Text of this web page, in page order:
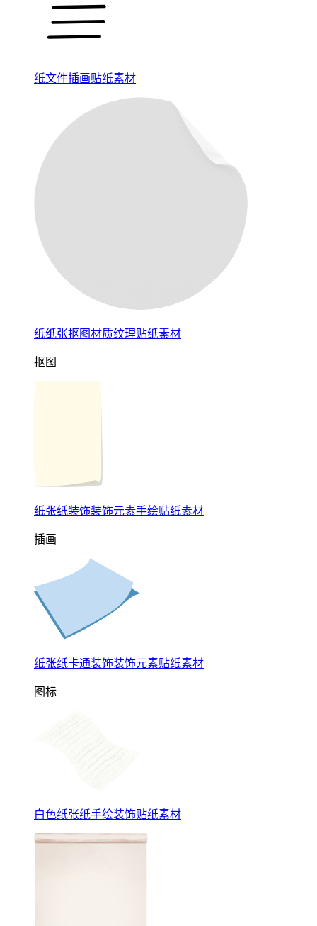
纸文件插画贴纸素材
纸纸张抠图材质纹理贴纸素材
抠图
纸张纸装饰装饰元素手绘贴纸素材
插画
纸张纸卡通装饰装饰元素贴纸素材
图标
白色纸张纸手绘装饰贴纸素材